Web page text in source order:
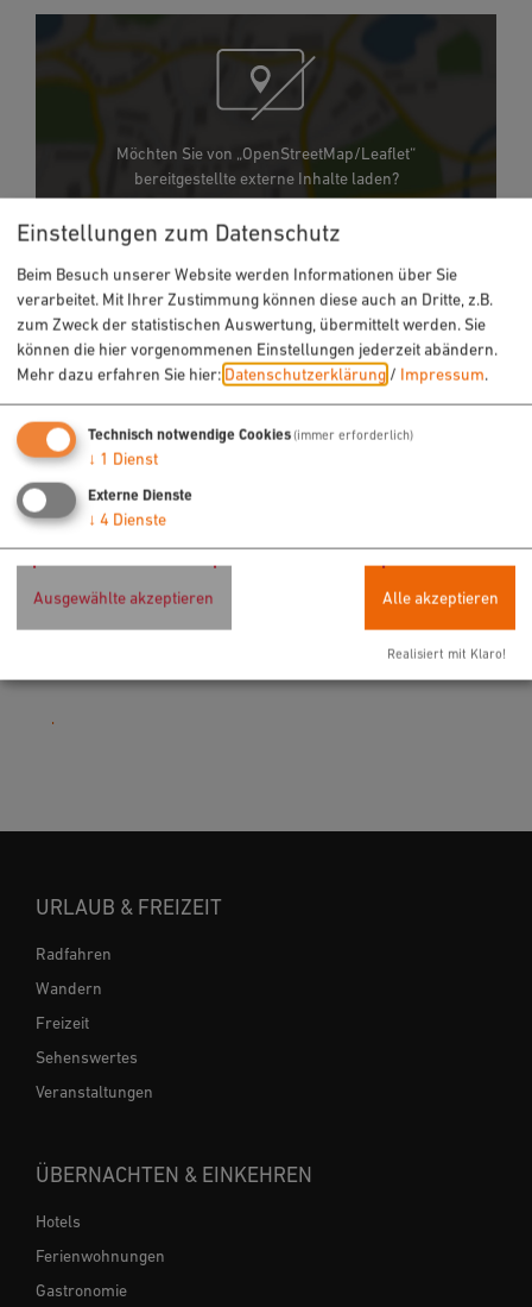
Möchten Sie von „OpenStreetMap/Leaflet“
bereitgestellte externe Inhalte laden?
Ja Immer
Treffpunkt: Bahnhofsplatz Neumarkt
92318 Neumarkt i.d.OPf.
Kontakt
Tourist-Information Neumarkt
Rathausplatz 1
92318 Neumarkt i.d.OPf.
URLAUB & FREIZEIT
Radfahren
Wandern
Freizeit
Sehenswertes
Veranstaltungen
ÜBERNACHTEN & EINKEHREN
Hotels
Ferienwohnungen
Gastronomie
Einstellungen zum Datenschutz
Beim Besuch unserer Website werden Informationen über Sie
verarbeitet. Mit Ihrer Zustimmung können diese auch an Dritte, z.B.
zum Zweck der statistischen Auswertung, übermittelt werden. Sie
können die hier vorgenommenen Einstellungen jederzeit abändern.
Mehr dazu erfahren Sie hier:Datenschutzerklärung / Impressum.
Technisch notwendige Cookies(immer erforderlich)
↓ 1 Dienst
Externe Dienste
↓ 4 Dienste
Ausgewählte akzeptieren Alle akzeptieren
Realisiert mit Klaro!